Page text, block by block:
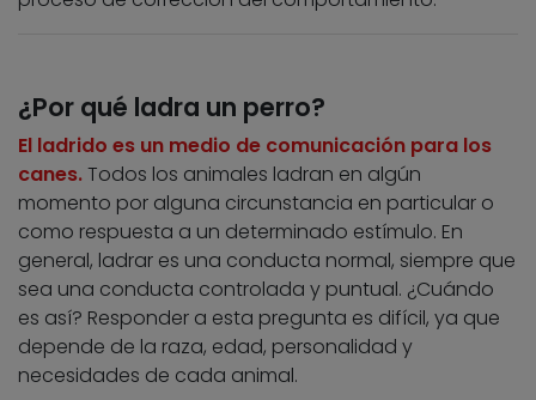
¿Por qué ladra un perro?
El ladrido es un medio de comunicación para los
canes.Todos los animales ladran en algún
momento por alguna circunstancia en particular o
como respuesta a un determinado estímulo. En
general, ladrar es una conducta normal, siempre que
sea una conducta controlada y puntual. ¿Cuándo
es así? Responder a esta pregunta es difícil, ya que
depende de la raza, edad, personalidad y
necesidades de cada animal.